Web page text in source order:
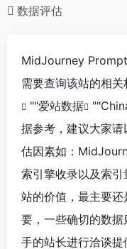
数据评估
MidJourney
需要查询该站的相
""爱站数据 ""
据参考，建议大家
估因素如：
索引擎收录以及索
站的价值，最主要
要，一些确切的数
手的站长进行洽谈提